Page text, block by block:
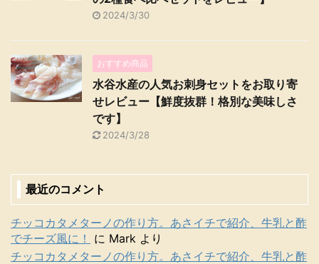
2024/3/30
おすすめ商品
水谷水産の人気お刺身セットをお取り寄
せレビュー【鮮度抜群！格別な美味しさ
です】
2024/3/28
最近のコメント
チッコカタメターノの作り方。あさイチで紹介、牛乳と酢
でチーズ風に！
に Mark より
チッコカタメターノの作り方。あさイチで紹介、牛乳と酢